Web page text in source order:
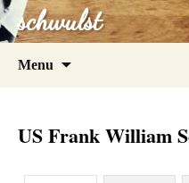
schwulst
Menu
US Frank William